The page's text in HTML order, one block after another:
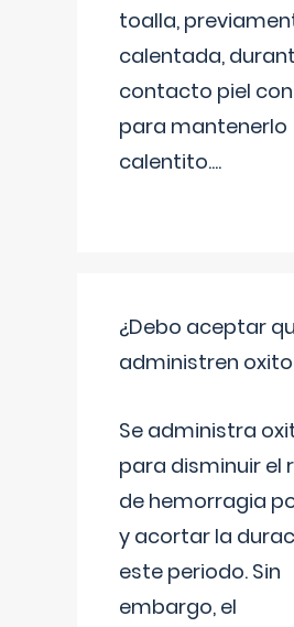
toalla,
calentada,
contacto piel
para mantenerlo
calentito....
¿Debo aceptar
administren
Se administra
para disminuir el
de hemorragia
y acortar la
este periodo. Sin
embargo, el